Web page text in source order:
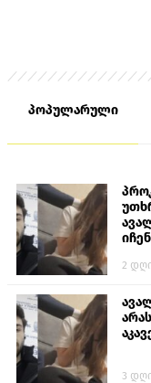
პოპულარული
2
3